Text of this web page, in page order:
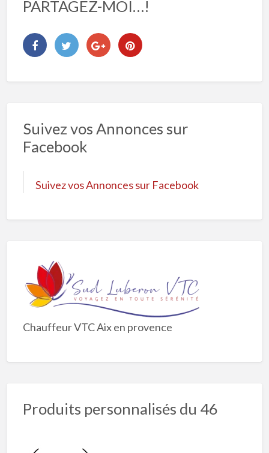
PARTAGEZ-MOI…!
Suivez vos Annonces sur
Facebook
Suivez vos Annonces sur Facebook
Chauffeur VTC Aix en provence
Produits personnalisés du 46